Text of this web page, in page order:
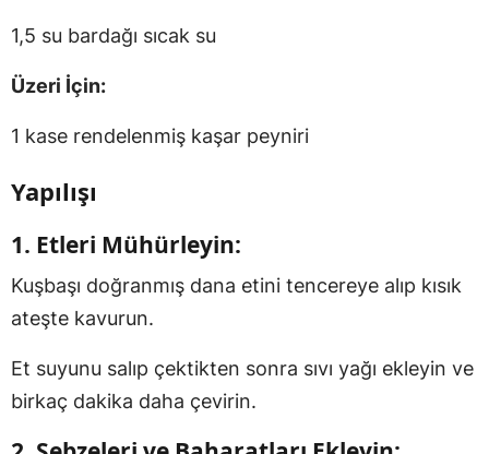
1,5 su bardağı sıcak su
Üzeri İçin:
1 kase rendelenmiş kaşar peyniri
Yapılışı
1. Etleri Mühürleyin:
Kuşbaşı doğranmış dana etini tencereye alıp kısık
ateşte kavurun.
Et suyunu salıp çektikten sonra sıvı yağı ekleyin ve
birkaç dakika daha çevirin.